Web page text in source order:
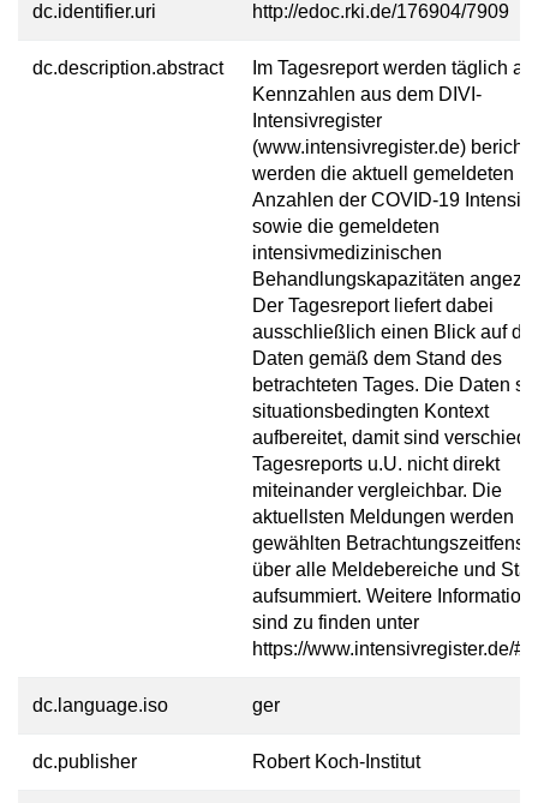
dc.identifier.uri http://edoc.rki.de/176904/7909
dc.description.abstract
Im Tagesreport werden täglich
Kennzahlen aus dem DIVI-
Intensivregister
(www.intensivregister.de)
werden die aktuell gemeldeten
Anzahlen der COVID-19
sowie die gemeldeten
intensivmedizinischen
Behandlungskapazitäten
Der Tagesreport liefert dabei
ausschließlich einen Blick auf die
Daten gemäß dem Stand des
betrachteten Tages. Die Daten
situationsbedingten Kontext
aufbereitet, damit sind
Tagesreports u.U. nicht direkt
miteinander vergleichbar. Die
aktuellsten Meldungen werden im
gewählten
über alle Meldebereiche und
aufsummiert. Weitere
sind zu finden unter
https://www.intensivregister.de/#/
dc.language.iso ger
dc.publisher Robert Koch-Institut